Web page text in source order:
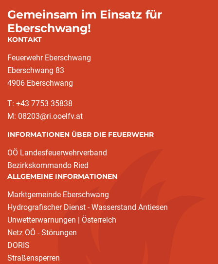
Gemeinsam im Einsatz für
Eberschwang!
KONTAKT
Feuerwehr Eberschwang
Eberschwang 83
4906 Eberschwang
T: +43 7753 35838
M: 08203@ri.ooelfv.at
INFORMATIONEN ÜBER DIE FEUERWEHR
OÖ Landesfeuerwehrverband
Bezirkskommando Ried
ALLGEMEINE INFORMATIONEN
Marktgemeinde Eberschwang
Hydrografischer Dienst - Wasserstand Antiesen
Unwetterwarnungen | Österreich
Netz OÖ - Störungen
DORIS
Straßensperren